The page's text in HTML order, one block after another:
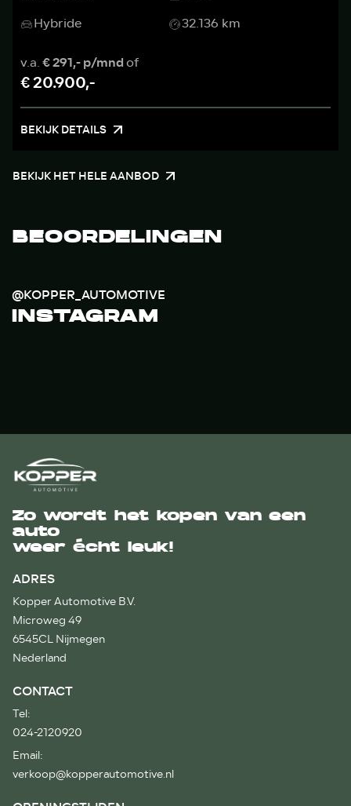
Hybride
32.136 km
v.a.€ 291,- p/mndof
€ 20.900,-
BEKIJK DETAILS
BEKIJK HET HELE AANBOD
BEOORDELINGEN
@KOPPER_AUTOMOTIVE
INSTAGRAM
Zo wordt het kopen van een
auto
weer écht leuk!
ADRES
Kopper Automotive B.V.
Microweg 49
6545CL Nijmegen
Nederland
CONTACT
Tel:
024-2120920
Email:
verkoop@kopperautomotive.nl